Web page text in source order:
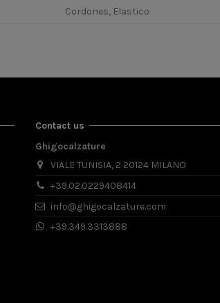
Cordones, Elastico
Contact us
Ghigocalzature
VIALE TUNISIA, 2 20124 MILANO
+39.02.0229408414
info@ghigocalzature.com
+39.349.3313888